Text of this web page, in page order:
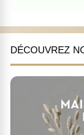
DÉCOUVREZ